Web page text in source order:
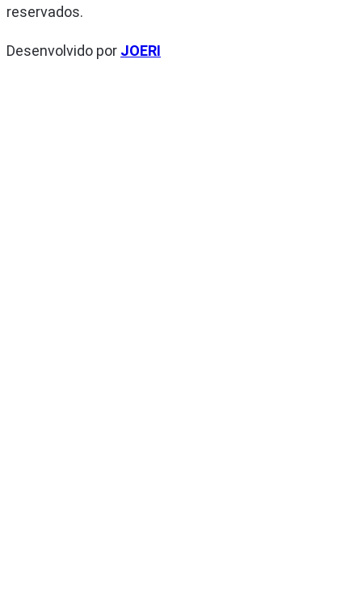
reservados.
Desenvolvido por JOERI